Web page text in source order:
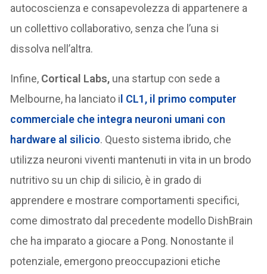
autocoscienza e consapevolezza di appartenere a
un collettivo collaborativo, senza che l’una si
dissolva nell’altra.
Infine, Cortical Labs, una startup con sede a
Melbourne, ha lanciato il CL1, il primo computer
commerciale che integra neuroni umani con
hardware al silicio. Questo sistema ibrido, che
utilizza neuroni viventi mantenuti in vita in un brodo
nutritivo su un chip di silicio, è in grado di
apprendere e mostrare comportamenti specifici,
come dimostrato dal precedente modello DishBrain
che ha imparato a giocare a Pong. Nonostante il
potenziale, emergono preoccupazioni etiche